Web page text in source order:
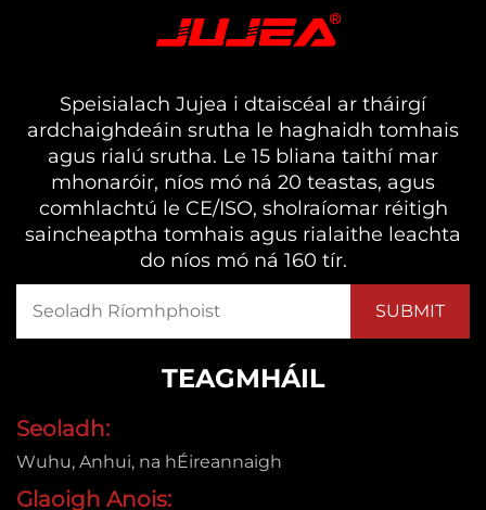
Speisialach Jujea i dtaiscéal ar tháirgí
ardchaighdeáin srutha le haghaidh tomhais
agus rialú srutha. Le 15 bliana taithí mar
mhonaróir, níos mó ná 20 teastas, agus
comhlachtú le CE/ISO, sholraíomar réitigh
saincheaptha tomhais agus rialaithe leachta
do níos mó ná 160 tír.
TEAGMHÁIL
Seoladh:
Wuhu, Anhui, na hÉireannaigh
Glaoigh Anois: